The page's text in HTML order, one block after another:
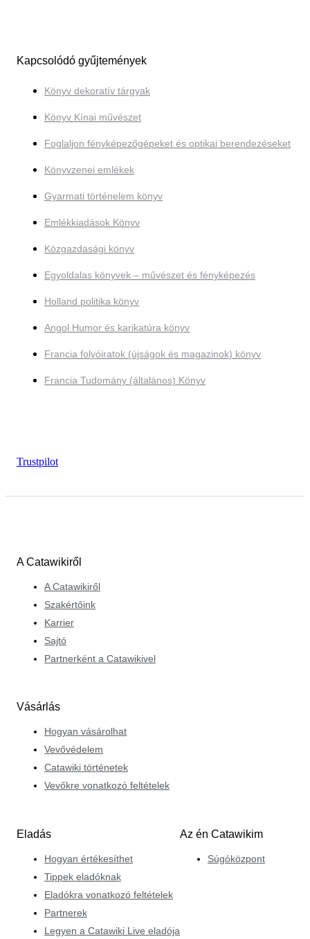
Kapcsolódó gyűjtemények
Könyv dekoratív tárgyak
Könyv Kínai művészet
Foglaljon fényképezőgépeket és optikai berendezéseket
Könyvzenei emlékek
Gyarmati történelem könyv
Emlékkiadások Könyv
Közgazdasági könyv
Egyoldalas könyvek – művészet és fényképezés
Holland politika könyv
Angol Humor és karikatúra könyv
Francia folyóiratok (újságok és magazinok) könyv
Francia Tudomány (általános) Könyv
Trustpilot
A Catawikiről
A Catawikiről
Szakértőink
Karrier
Sajtó
Partnerként a Catawikivel
Vásárlás
Hogyan vásárolhat
Vevővédelem
Catawiki történetek
Vevőkre vonatkozó feltételek
Eladás
Hogyan értékesíthet
Tippek eladóknak
Eladókra vonatkozó feltételek
Partnerek
Legyen a Catawiki Live eladója
Az én Catawikim
Súgóközpont